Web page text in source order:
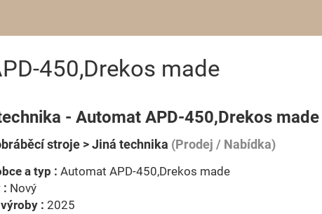
450,Drekos made
- Automat APD-450,Drekos made
stroje > Jiná technika (Prodej / Nabídka)
a typ : Automat APD-450,Drekos made
: Nový
: 2025